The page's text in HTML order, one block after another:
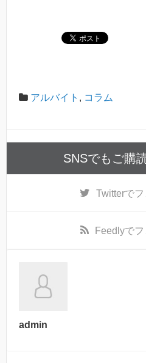
アルバイト , コラム
SNSでもご購
Twitterで
Feedlyでフ
admin